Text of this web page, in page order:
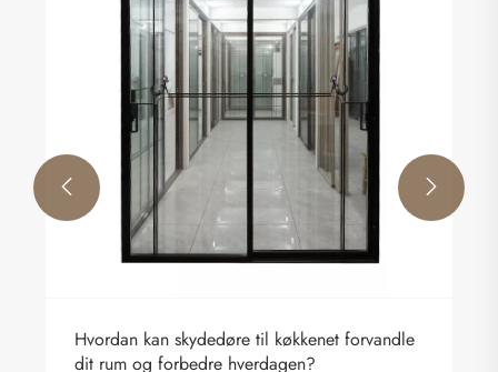
Hvordan kan skydedøre til køkkenet forvandle
dit rum og forbedre hverdagen?
 